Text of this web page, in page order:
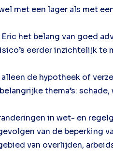
met een lager als met
het belang van goed
eerder inzichtelijk te
de hypotheek of
thema’s: schade,
in wet- en
van de beperking
van overlijden,